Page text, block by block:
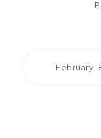
February